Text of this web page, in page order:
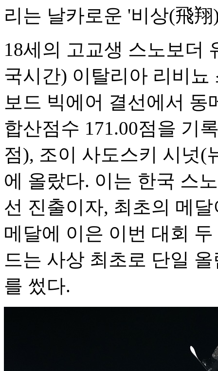
리는 날카로운 '비상(飛
18세의 고교생 스노보더
국시간) 이탈리아 리비
보드 빅에어 결선에서 동
합산점수 171.00점을 기
점), 조이 사도스키 시넛(
에 올랐다. 이는 한국 스
선 진출이자, 최초의 메
메달에 이은 이번 대회
드는 사상 최초로 단일
를 썼다.